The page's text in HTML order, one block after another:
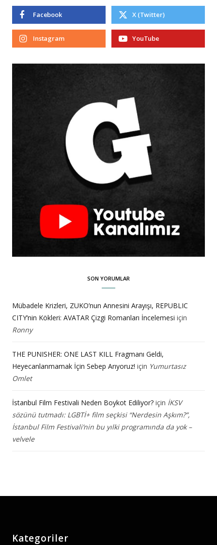
Facebook X (Twitter)
Instagram YouTube
SON YORUMLAR
Mübadele Krizleri, ZUKO’nun Annesini Arayışı, REPUBLIC
CITY’nin Kökleri: AVATAR Çizgi Romanları İncelemesi için
Ronny
THE PUNISHER: ONE LAST KILL Fragmanı Geldi,
Heyecanlanmamak İçin Sebep Arıyoruz! için Yumurtasız
Omlet
İstanbul Film Festivali Neden Boykot Ediliyor? için İKSV
sözünü tutmadı: LGBTİ+ film seçkisi “Nerdesin Aşkım?”,
İstanbul Film Festivali’nin bu yılki programında da yok –
velvele
Kategoriler